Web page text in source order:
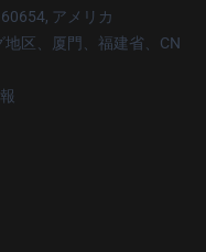
アメリカ
区、厦門、福建省、CN